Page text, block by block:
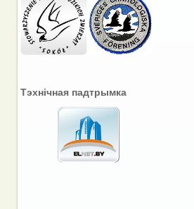
Тэхнічная падтрымка